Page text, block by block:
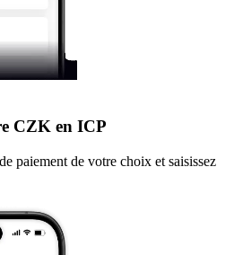
CZK en ICP
paiement de votre choix et saisissez